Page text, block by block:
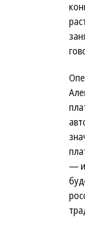
— и